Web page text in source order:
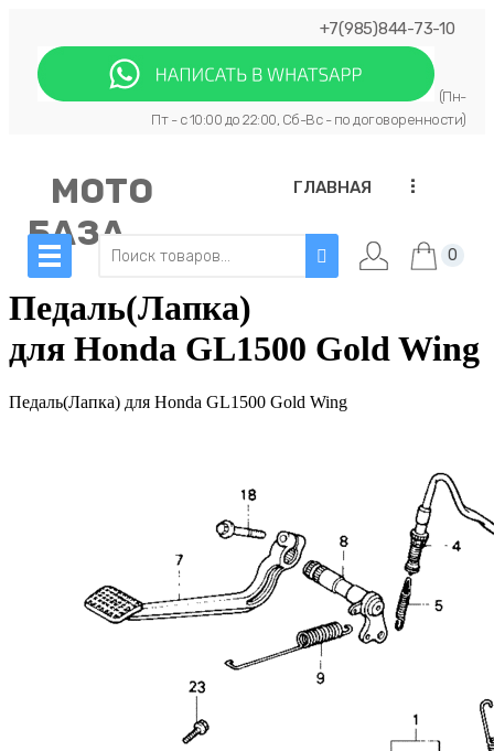
+7(985)844-73-10
(Пн-
Пт - с 10:00 до 22:00, Сб-Вс - по договоренности)
МОТО
БАЗА
ГЛАВНАЯ ...
0
Педаль(Лапка)
для Honda GL1500 Gold Wing
Педаль(Лапка) для Honda GL1500 Gold Wing